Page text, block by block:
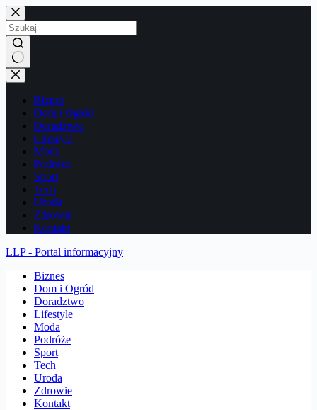
Przejdź
do
treści
Brak
wyników
Biznes
Dom i Ogród
Doradztwo
Lifestyle
Moda
Podróże
Sport
Tech
Uroda
Zdrowie
Kontakt
LLP - Portal informacyjny
Biznes
Dom i Ogród
Doradztwo
Lifestyle
Moda
Podróże
Sport
Tech
Uroda
Zdrowie
Kontakt